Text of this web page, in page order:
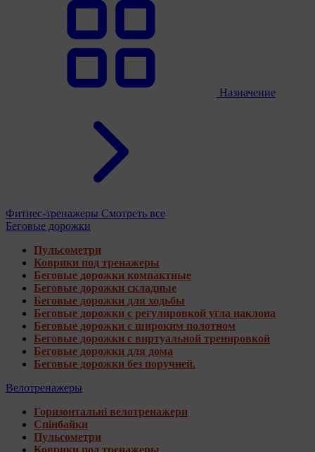
Назначение
Фитнес-тренажеры Смотреть все
Беговые дорожки
Пульсометри
Коврики под тренажеры
Беговые дорожки компактные
Беговые дорожки складные
Беговые дорожки для ходьбы
Беговые дорожки с регулировкой угла наклона
Беговые дорожки с широким полотном
Беговые дорожки с виртуальной тренировкой
Беговые дорожки для дома
Беговые дорожки без поручней.
Велотренажеры
Горизонтальні велотренажери
Спінбайки
Пульсометри
Коврики под тренажеры